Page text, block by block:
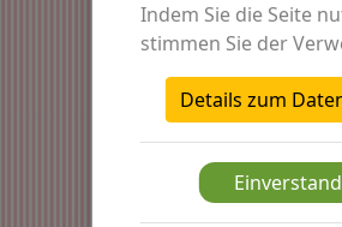
Indem Sie die Seite
stimmen Sie der
Details zum